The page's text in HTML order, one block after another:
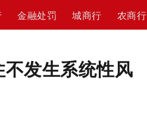
金融处罚 城商行 农商行
发生系统性风